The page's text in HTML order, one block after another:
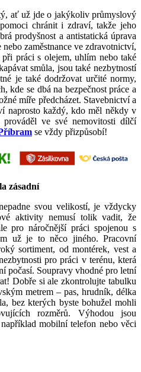
ať už jde o jakýkoliv průmyslový
chránit i zdraví, takže jeho
prodyšnost a antistatická úprava
zaměstnance ve zdravotnictví,
práci s olejem, uhlím nebo také
smůla, jsou také nezbytností
je také dodržovat určité normy,
kde se dbá na bezpečnost práce a
míře předcházet. Stavebnictví a
naprosto každý, kdo měl někdy v
ve své nemovitosti dílčí
se vždy přizpůsobí!
zásadní
svou velikostí, je vždycky
aktivity nemusí tolik vadit, že
pro náročnější práci spojenou s
už je to něco jiného. Pracovní
sortiment, od montérek, vest a
pro práci v terénu, která
počasí. Soupravy vhodné pro letní
Dobře si ale zkontrolujte tabulku
metrem – pas, hrudník, délka
bez kterých byste bohužel mohli
rozměrů. Výhodou jsou
mobilní telefon nebo věci